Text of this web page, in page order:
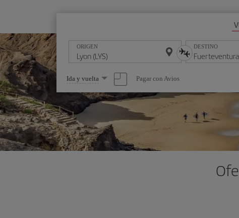
ORIGEN DESTINO
Seleccione
una
opción
Ida y vuelta Pagar con Avios